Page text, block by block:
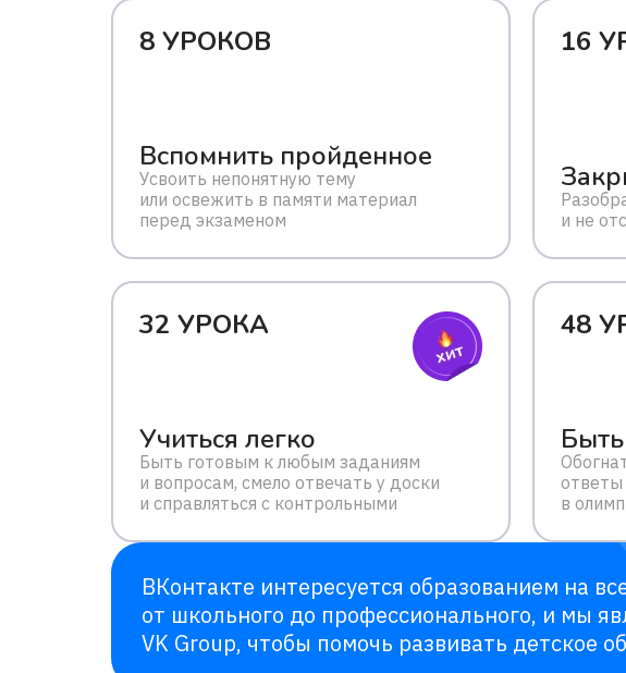
8 УРОКОВ
Вспомнить пройденное
Усвоить непонятную тему
или освежить в памяти материал
перед экзаменом
16
и не
32 УРОКА
Учиться легко
Быть готовым к любым заданиям
и вопросам, смело отвечать у доски
и справляться с контрольными
48
ответы
в
ВКонтакте интересуется образованием на
от школьного до профессионального, и мы
VK Group, чтобы помочь развивать детское